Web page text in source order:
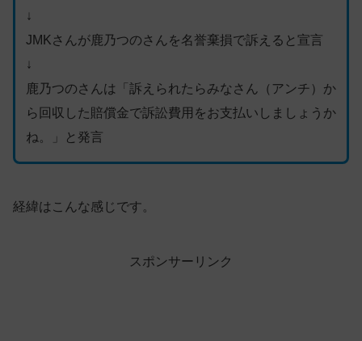
↓
JMKさんが鹿乃つのさんを名誉棄損で訴えると宣言
↓
鹿乃つのさんは「訴えられたらみなさん（アンチ）か
ら回収した賠償金で訴訟費用をお支払いしましょうか
ね。」と発言
経緯はこんな感じです。
スポンサーリンク